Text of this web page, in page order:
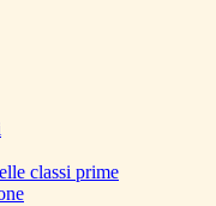
classi prime